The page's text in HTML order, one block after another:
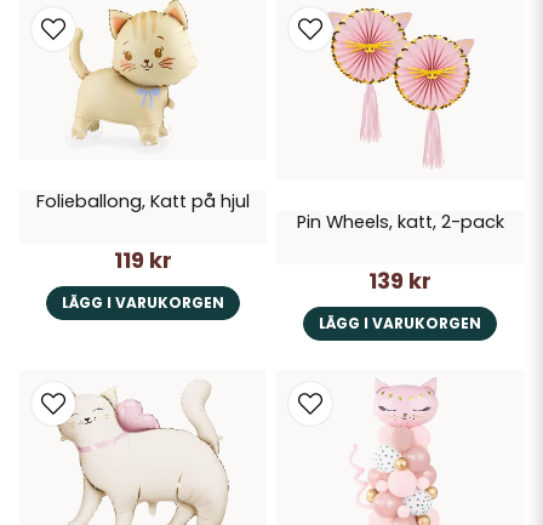
Folieballong, Katt på hjul
119 kr
LÄGG I VARUKORGEN
Pin Wheels, katt, 2-pack
139 kr
LÄGG I VARUKORGEN